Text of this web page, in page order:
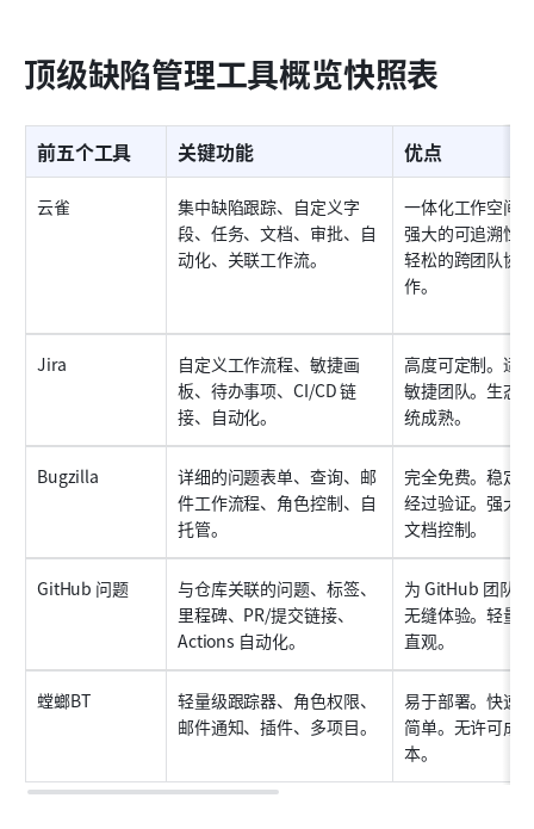
顶级缺陷管理工具概览快照表
前五个工具 关键功能 优点
云雀
集中缺陷跟踪、自定义字
段、任务、文档、审批、自
动化、关联工作流。
一体化工作空间
强大的可追溯性
轻松的跨团队协
作。
Jira
自定义工作流程、敏捷画
板、待办事项、CI/CD 链
接、自动化。
高度可定制。适
敏捷团队。生态
统成熟。
Bugzilla
详细的问题表单、查询、邮
件工作流程、角色控制、自
托管。
完全免费。稳定
经过验证。强大
文档控制。
GitHub 问题
与仓库关联的问题、标签、
里程碑、PR/提交链接、
Actions 自动化。
为 GitHub 团队
无缝体验。轻量
直观。
螳螂BT
轻量级跟踪器、角色权限、
邮件通知、插件、多项目。
易于部署。快速
简单。无许可成
本。